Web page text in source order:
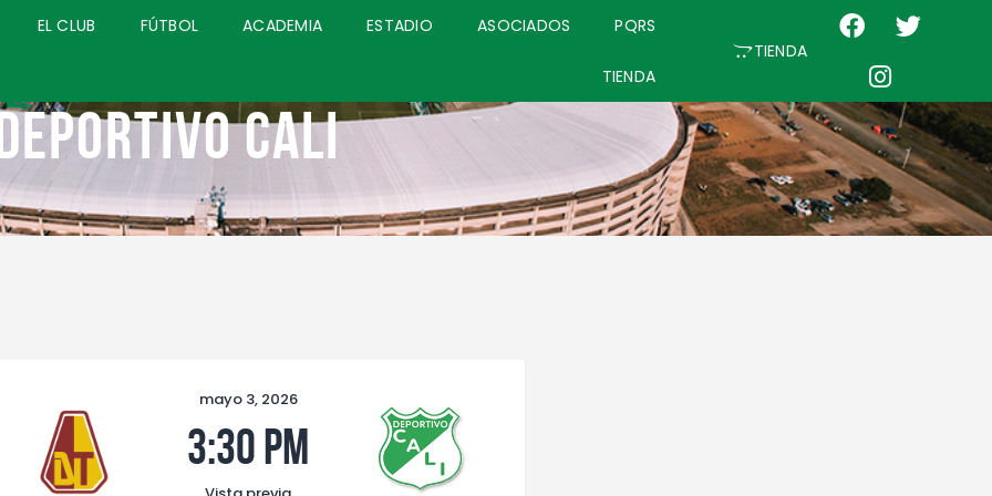
EL CLUB FÚTBOL ACADEMIA ESTADIO ASOCIADOS PQRS
TIENDA
TIENDA
Cali
INICIO
EL CLUB
FÚTBOL
ESTADIO
ASOCIADOS
mayo 3, 2026
3:30 pm